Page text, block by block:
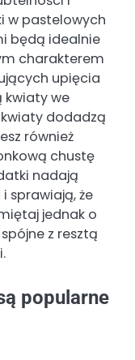
w pastelowych
będą idealnie
charakterem
upięcia
kwiaty we
dodadzą
również
chustę
nadają
sprawiają, że
jednak o
z resztą
popularne